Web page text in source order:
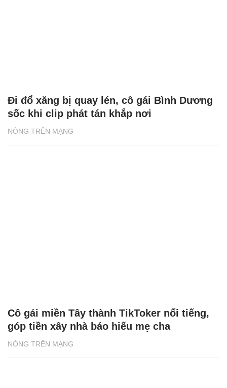
NÓNG TRÊN MẠNG
Đi đổ xăng bị quay lén, cô gái Bình Dương
sốc khi clip phát tán khắp nơi
NÓNG TRÊN MẠNG
Cô gái miền Tây thành TikToker nổi tiếng,
góp tiền xây nhà báo hiếu mẹ cha